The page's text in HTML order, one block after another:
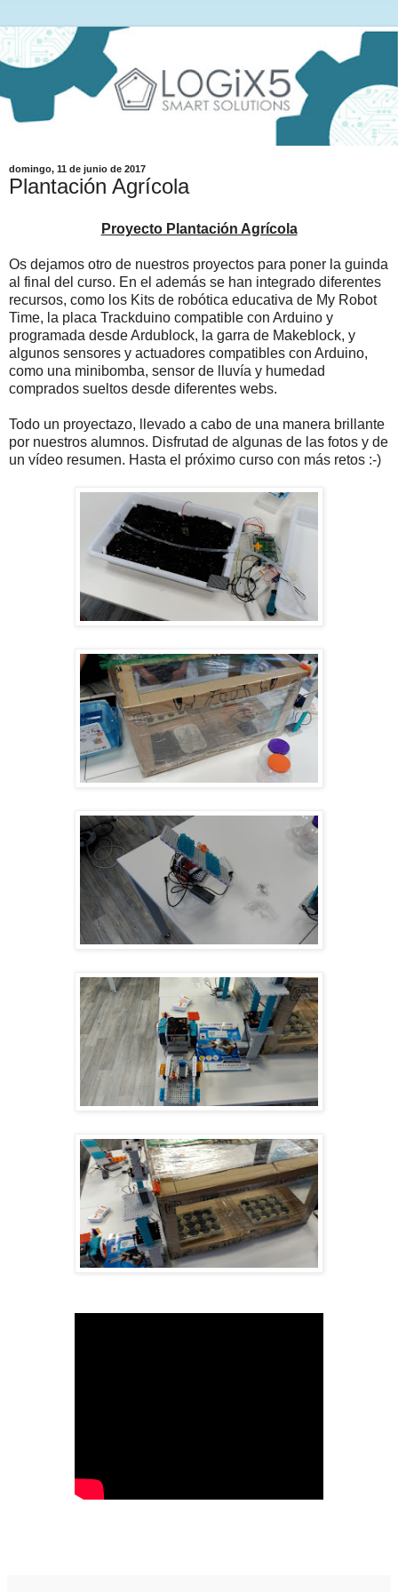
domingo, 11 de junio de 2017
Plantación Agrícola
Proyecto Plantación Agrícola
Os dejamos otro de nuestros proyectos para poner la guinda
al final del curso. En el además se han integrado diferentes
recursos, como los Kits de robótica educativa de My Robot
Time, la placa Trackduino compatible con Arduino y
programada desde Ardublock, la garra de Makeblock, y
algunos sensores y actuadores compatibles con Arduino,
como una minibomba, sensor de lluvía y humedad
comprados sueltos desde diferentes webs.
Todo un proyectazo, llevado a cabo de una manera brillante
por nuestros alumnos. Disfrutad de algunas de las fotos y de
un vídeo resumen. Hasta el próximo curso con más retos :-)